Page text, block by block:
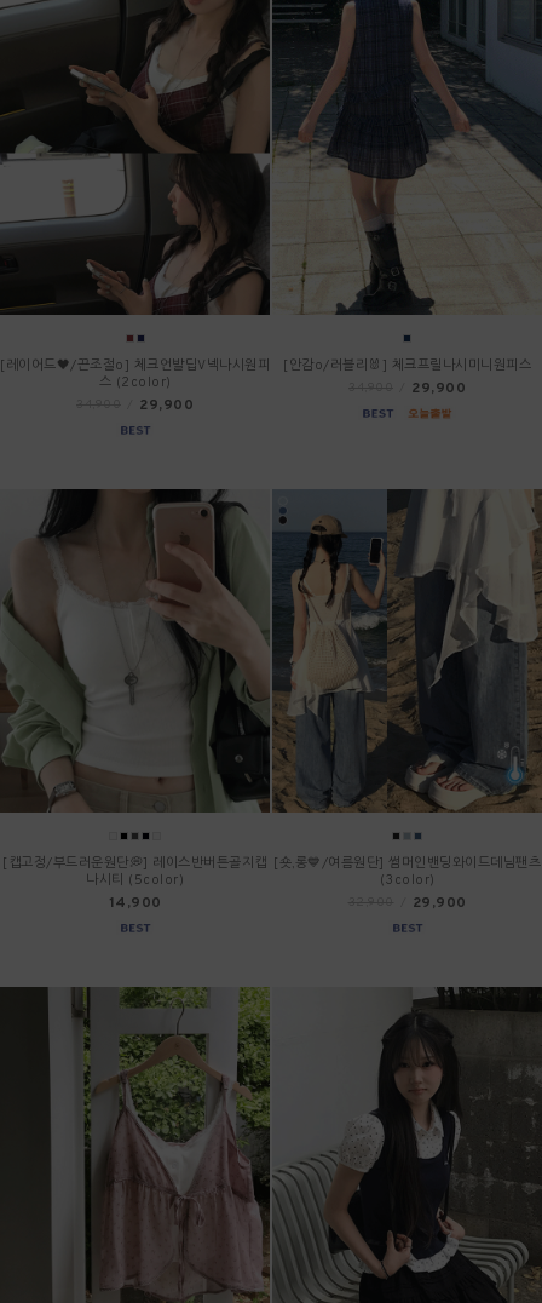
[레이어드🖤/끈조절o] 체크언발딥V넥나시원피
스 (2color)
29,900
[안감o/러블리🐰] 체크프릴나시미니원피스
29,900
[캡고정/부드러운원단💭] 레이스반버튼골지캡
나시티 (5color)
14,900
[숏,롱💙/여름원단] 썸머인밴딩와이드데님팬츠
(3color)
29,900